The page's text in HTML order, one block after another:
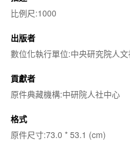
比例尺:1000
出版者
數位化執行單位:中央研究院人
貢獻者
原件典藏機構:中研院人社中心
格式
原件尺寸:73.0 * 53.1 (cm)